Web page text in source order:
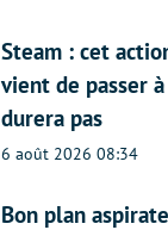
Steam : cet
vient de passer
durera pas
6 août 2026 08:34
Bon plan